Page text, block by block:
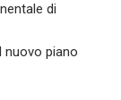
di
nuovo piano